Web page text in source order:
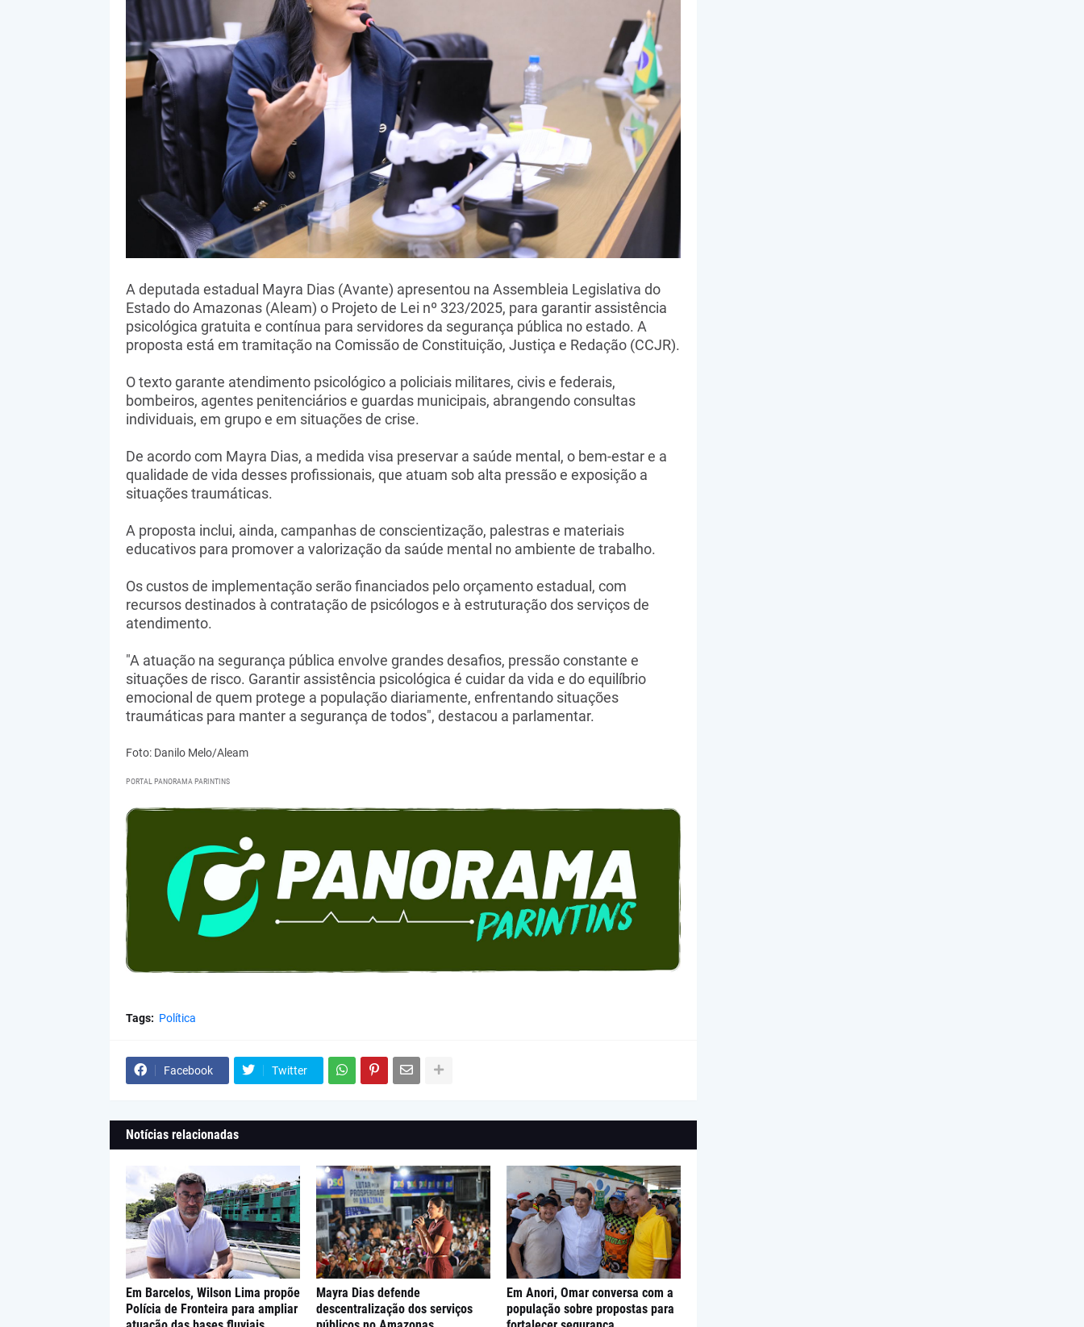
A deputada estadual Mayra Dias (Avante) apresentou na Assembleia Legislativa do
Estado do Amazonas (Aleam) o Projeto de Lei nº 323/2025, para garantir assistência
psicológica gratuita e contínua para servidores da segurança pública no estado. A
proposta está em tramitação na Comissão de Constituição, Justiça e Redação (CCJR).
O texto garante atendimento psicológico a policiais militares, civis e federais,
bombeiros, agentes penitenciários e guardas municipais, abrangendo consultas
individuais, em grupo e em situações de crise.
De acordo com Mayra Dias, a medida visa preservar a saúde mental, o bem-estar e a
qualidade de vida desses profissionais, que atuam sob alta pressão e exposição a
situações traumáticas.
A proposta inclui, ainda, campanhas de conscientização, palestras e materiais
educativos para promover a valorização da saúde mental no ambiente de trabalho.
Os custos de implementação serão financiados pelo orçamento estadual, com
recursos destinados à contratação de psicólogos e à estruturação dos serviços de
atendimento.
"A atuação na segurança pública envolve grandes desafios, pressão constante e
situações de risco. Garantir assistência psicológica é cuidar da vida e do equilíbrio
emocional de quem protege a população diariamente, enfrentando situações
traumáticas para manter a segurança de todos", destacou a parlamentar.
Foto: Danilo Melo/Aleam
PORTAL PANORAMA PARINTINS
Tags: Política
Facebook Twitter
Notícias relacionadas
Em Barcelos, Wilson Lima propõe
Polícia de Fronteira para ampliar
Mayra Dias defende
descentralização dos serviços
Em Anori, Omar conversa com a
população sobre propostas para